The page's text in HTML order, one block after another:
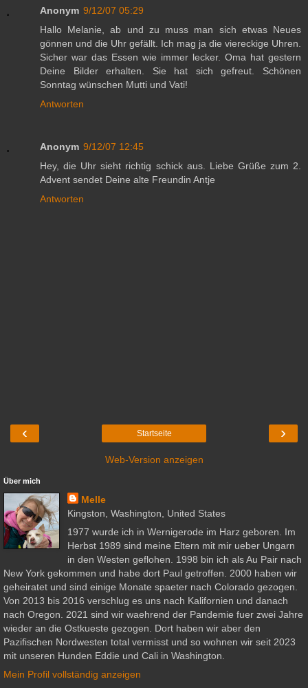
Anonym 9/12/07 05:29
Hallo Melanie, ab und zu muss man sich etwas Neues
gönnen und die Uhr gefällt. Ich mag ja die viereckige Uhren.
Sicher war das Essen wie immer lecker. Oma hat gestern
Deine Bilder erhalten. Sie hat sich gefreut. Schönen
Sonntag wünschen Mutti und Vati!
Antworten
Anonym 9/12/07 12:45
Hey, die Uhr sieht richtig schick aus. Liebe Grüße zum 2.
Advent sendet Deine alte Freundin Antje
Antworten
‹ ›
Startseite
Web-Version anzeigen
Über mich
Melle
Kingston, Washington, United States
1977 wurde ich in Wernigerode im Harz geboren. Im
Herbst 1989 sind meine Eltern mit mir ueber Ungarn
in den Westen geflohen. 1998 bin ich als Au Pair nach
New York gekommen und habe dort Paul getroffen. 2000 haben wir
geheiratet und sind einige Monate spaeter nach Colorado gezogen.
Von 2013 bis 2016 verschlug es uns nach Kalifornien und danach
nach Oregon. 2021 sind wir waehrend der Pandemie fuer zwei Jahre
wieder an die Ostkueste gezogen. Dort haben wir aber den
Pazifischen Nordwesten total vermisst und so wohnen wir seit 2023
mit unseren Hunden Eddie und Cali in Washington.
Mein Profil vollständig anzeigen